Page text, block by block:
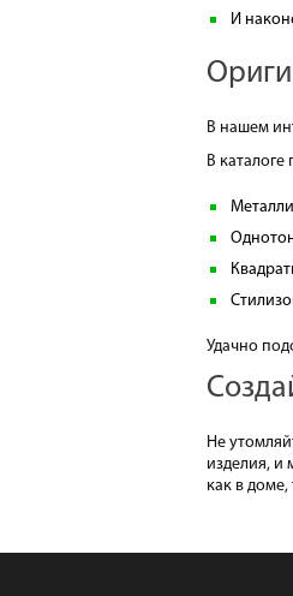
И
В нашем
В каталоге
Удачно
Не
изделия, и
как в